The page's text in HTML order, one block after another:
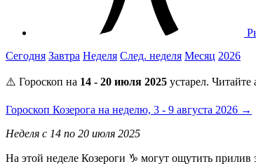
Сегодня Завтра Неделя След. неделя Месяц 2026
⚠️ Гороскоп на 14 - 20 июля 2025 устарел.
Гороскоп Козерога на неделю, 3 - 9 августа 2026 →
Неделя с 14 по 20 июля 2025
На этой неделе Козероги ♑️ могут ощутить